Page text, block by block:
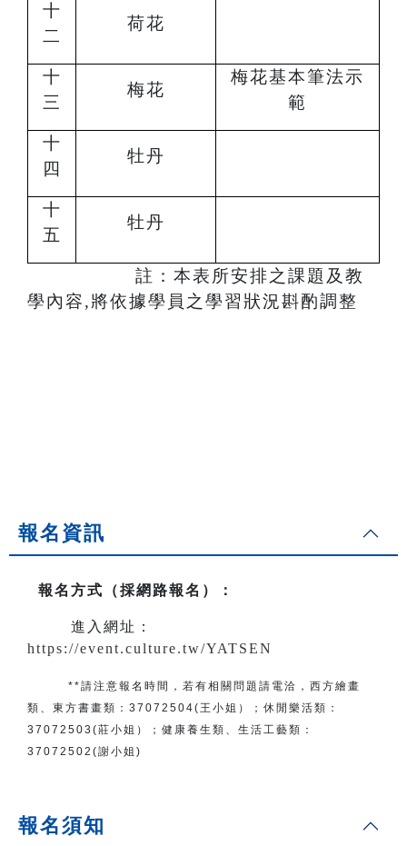
十
二
荷花
十
三
梅花
梅花基本筆法示
範
十
四
牡丹
十
五
牡丹
註：本表所安排之課題及教
學內容,將依據學員之學習狀況斟酌調整
報名資訊
報名方式（採網路報名） ：
進入網址：
https://event.culture.tw/YATSEN
**請注意報名時間，若有相關問題 請電洽 ， 西方繪畫
類、東方書畫類： 37072504(王小姐） ； 休閒樂活類：
37072503(莊小姐）； 健康養生類、生活工藝類：
37072502(謝小姐)
報名須知